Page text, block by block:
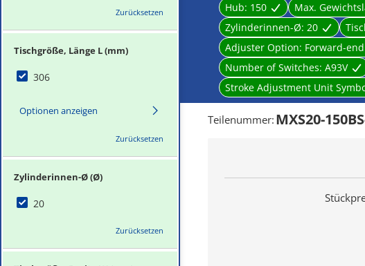
Zurücksetzen
Tischgröße, Länge L (mm)
306
Optionen anzeigen
Zurücksetzen
Zylinderinnen-Ø (Ø)
20
Zurücksetzen
Hub: 150 Max.
Zylinderinnen-Ø: 20
Adjuster Option: Forward-
Number of Switches: A93V
Stroke Adjustment Unit
Teilenummer: MXS20-